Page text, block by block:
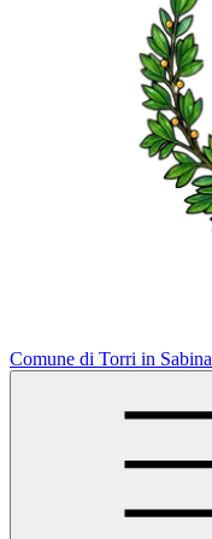
Comune di Torri in Sabina